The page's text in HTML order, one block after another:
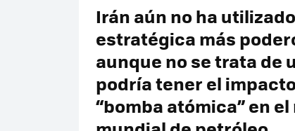
Irán aún no ha
estratégica más
aunque no se trata de
podría tener el
“bomba atómica” en